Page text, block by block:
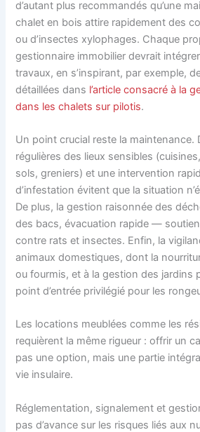
d’autant plus recommandés qu’une
chalet en bois attire rapidement des
ou d’insectes xylophages. Chaque
gestionnaire immobilier devrait
travaux, en s’inspirant, par exemple,
détaillées dans l’article consacré à la
dans les chalets sur pilotis.
Un point crucial reste la maintenance.
régulières des lieux sensibles
sols, greniers) et une intervention
d’infestation évitent que la situation
De plus, la gestion raisonnée des
des bacs, évacuation rapide —
contre rats et insectes. Enfin, la
animaux domestiques, dont la
ou fourmis, et à la gestion des jardins
point d’entrée privilégié pour les
Les locations meublées comme les
requièrent la même rigueur : offrir un
pas une option, mais une partie
vie insulaire.
Réglementation, signalement et
pas d’avance sur les risques liés aux